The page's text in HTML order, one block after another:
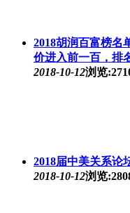
2018胡润百富榜名
价进入前一百，排
2018-10-12浏览
2018届中美关系论
2018-10-12浏览